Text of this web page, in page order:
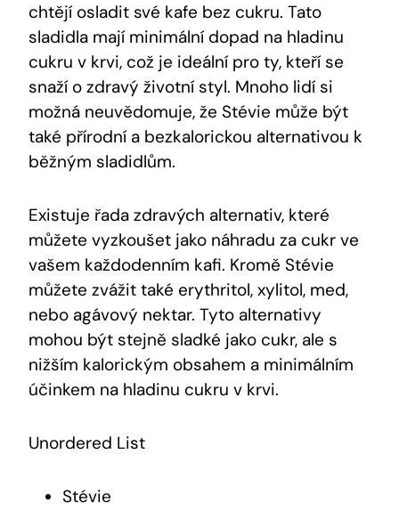
chtějí osladit své kafe bez cukru. Tato
sladidla mají minimální dopad na hladinu
cukru v krvi, což je ideální pro ty, kteří se
snaží o zdravý životní styl. Mnoho lidí si
možná neuvědomuje, že Stévie může být
také přírodní a bezkalorickou alternativou k
běžným sladidlům.
Existuje řada zdravých alternativ, které
můžete vyzkoušet jako náhradu za cukr ve
vašem každodenním kafi. Kromě Stévie
můžete zvážit také erythritol, xylitol, med,
nebo agávový nektar. Tyto alternativy
mohou být stejně sladké jako cukr, ale s
nižším kalorickým obsahem a minimálním
účinkem na hladinu cukru v krvi.
Unordered List
Stévie